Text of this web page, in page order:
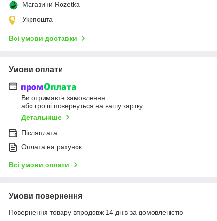
Магазини Rozetka
Укрпошта
Всі умови доставки
Умови оплати
Ви отримаєте замовлення
або гроші повернуться на вашу картку
Детальніше
Післяплата
Оплата на рахунок
Всі умови оплати
Умови повернення
Повернення товару впродовж 14 днів за домовленістю